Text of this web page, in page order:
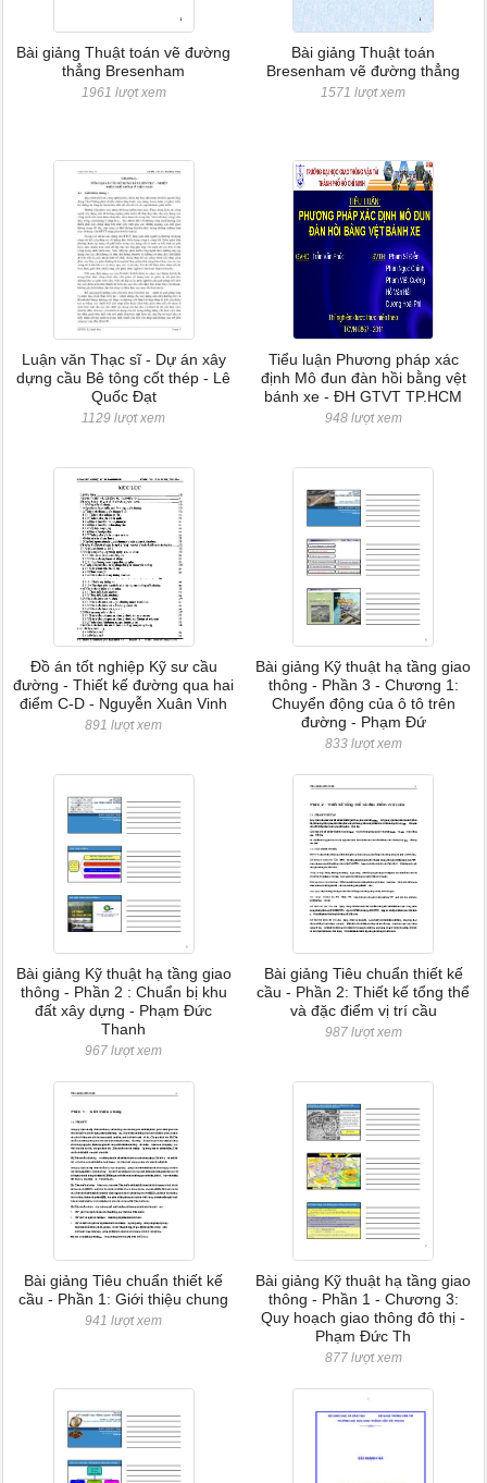
Bài giảng Thuật toán vẽ đường
thẳng Bresenham
1961 lượt xem
Bài giảng Thuật toán
Bresenham vẽ đường thẳng
1571 lượt xem
Luận văn Thạc sĩ - Dự án xây
dựng cầu Bê tông cốt thép - Lê
Quốc Đạt
1129 lượt xem
Tiểu luận Phương pháp xác
định Mô đun đàn hồi bằng vệt
bánh xe - ĐH GTVT TP.HCM
948 lượt xem
Đồ án tốt nghiệp Kỹ sư cầu
đường - Thiết kế đường qua hai
điểm C-D - Nguyễn Xuân Vinh
891 lượt xem
Bài giảng Kỹ thuật hạ tầng giao
thông - Phần 3 - Chương 1:
Chuyển động của ô tô trên
đường - Phạm Đứ
833 lượt xem
Bài giảng Kỹ thuật hạ tầng giao
thông - Phần 2 : Chuẩn bị khu
đất xây dựng - Phạm Đức
Thanh
967 lượt xem
Bài giảng Tiêu chuẩn thiết kế
cầu - Phần 2: Thiết kế tổng thể
và đặc điểm vị trí cầu
987 lượt xem
Bài giảng Tiêu chuẩn thiết kế
cầu - Phần 1: Giới thiệu chung
941 lượt xem
Bài giảng Kỹ thuật hạ tầng giao
thông - Phần 1 - Chương 3:
Quy hoạch giao thông đô thị -
Phạm Đức Th
877 lượt xem